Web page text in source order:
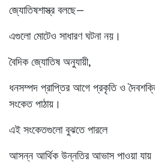
জ্যোতিষশাস্ত্র বলছে—
এগুলো মোটেও সাধারণ ঘটনা নয়।
বৈদিক জ্যোতিষ অনুযায়ী,
ধনসম্পদ প্রাপ্তির আগে প্রকৃতি ও দৈবশক্তি
সংকেত পাঠায়।
এই সংকেতগুলো বুঝতে পারলে
আসন্ন আর্থিক উন্নতির আভাস পাওয়া